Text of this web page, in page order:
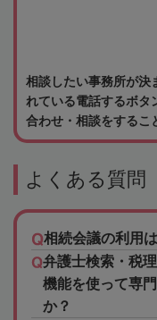
相談したい事務所が決
れている電話するボタ
合わせ・相談をするこ
よくある質問
相続会議の利用
弁護士検索・税
機能を使って専
か？